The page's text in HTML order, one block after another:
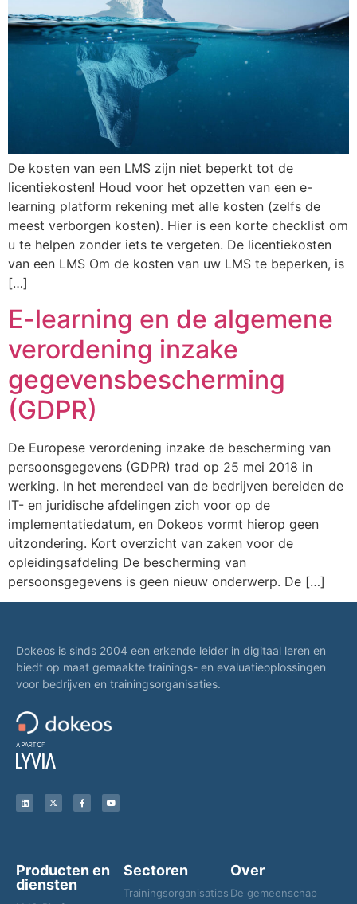
De kosten van een LMS zijn niet beperkt tot de
licentiekosten! Houd voor het opzetten van een e-
learning platform rekening met alle kosten (zelfs de
meest verborgen kosten). Hier is een korte checklist om
u te helpen zonder iets te vergeten. De licentiekosten
van een LMS Om de kosten van uw LMS te beperken, is
[…]
E-learning en de algemene
verordening inzake
gegevensbescherming
(GDPR)
De Europese verordening inzake de bescherming van
persoonsgegevens (GDPR) trad op 25 mei 2018 in
werking. In het merendeel van de bedrijven bereiden de
IT- en juridische afdelingen zich voor op de
implementatiedatum, en Dokeos vormt hierop geen
uitzondering. Kort overzicht van zaken voor de
opleidingsafdeling De bescherming van
persoonsgegevens is geen nieuw onderwerp. De […]
Dokeos is sinds 2004 een erkende leider in digitaal leren en
biedt op maat gemaakte trainings- en evaluatieoplossingen
voor bedrijven en trainingsorganisaties.
Producten en
diensten
Sectoren
Trainingsorganisaties
Over
De gemeenschap